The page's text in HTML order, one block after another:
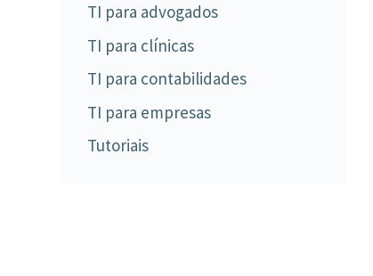
TI para advogados
TI para clínicas
TI para contabilidades
TI para empresas
Tutoriais